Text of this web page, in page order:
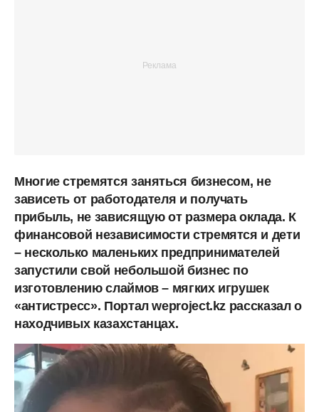
Многие стремятся заняться бизнесом, не
зависеть от работодателя и получать
прибыль, не зависящую от размера оклада. К
финансовой независимости стремятся и дети
– несколько маленьких предпринимателей
запустили свой небольшой бизнес по
изготовлению слаймов – мягких игрушек
«антистресс». Портал weproject.kz рассказал о
находчивых казахстанцах.